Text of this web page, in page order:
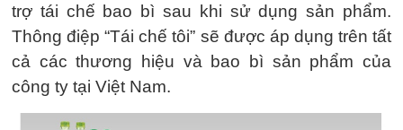
trợ tái chế bao bì sau khi sử dụng sản phẩm.
Thông điệp “Tái chế tôi” sẽ được áp dụng trên tất
cả các thương hiệu và bao bì sản phẩm của
công ty tại Việt Nam.